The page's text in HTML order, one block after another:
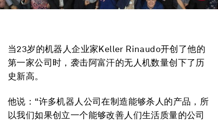
当23岁的机器人企业家Keller Rinaudo开创了他的
第一家公司时，袭击阿富汗的无人机数量创下了历
史新高。
他说：“许多机器人公司在制造能够杀人的产品，所
以我们如果创立一个能够改善人们生活质量的公司